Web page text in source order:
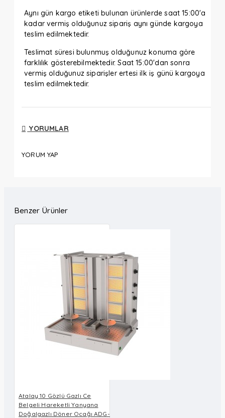
Aynı gün kargo etiketi bulunan ürünlerde saat 15:00'a
kadar vermiş olduğunuz sipariş aynı günde kargoya
teslim edilmektedir.
Teslimat süresi bulunmuş olduğunuz konuma göre
farklılık gösterebilmektedir. Saat 15:00'dan sonra
vermiş olduğunuz siparişler ertesi ilk iş günü kargoya
teslim edilmektedir.
YORUMLAR
YORUM YAP
Benzer Ürünler
Atalay 10 Gözlü Gazlı Ce
Belgeli Hareketli Yanyana
Doğalgazlı Döner Ocağı ADG-